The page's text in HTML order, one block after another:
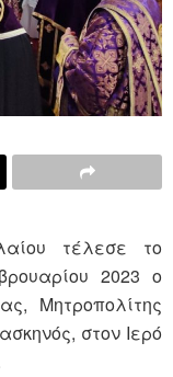
τέλεσε το
2023 ο
Μητροπολίτης
στον Ιερό